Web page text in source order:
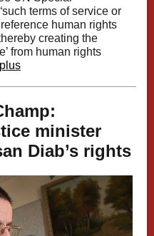
terms of service or
human rights
creating the
from human rights
minister
Diab’s rights